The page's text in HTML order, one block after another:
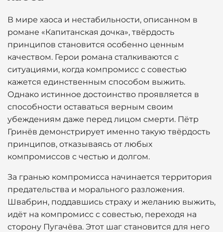
В мире хаоса и нестабильности, описанном в
романе «Капитанская дочка», твёрдость
принципов становится особенно ценным
качеством. Герои романа сталкиваются с
ситуациями, когда компромисс с совестью
кажется единственным способом выжить.
Однако истинное достоинство проявляется в
способности оставаться верным своим
убеждениям даже перед лицом смерти. Пётр
Гринёв демонстрирует именно такую твёрдость
принципов, отказываясь от любых
компромиссов с честью и долгом.
За гранью компромисса начинается территория
предательства и морального разложения.
Швабрин, поддавшись страху и желанию выжить,
идёт на компромисс с совестью, переходя на
сторону Пугачёва. Этот шаг становится для него